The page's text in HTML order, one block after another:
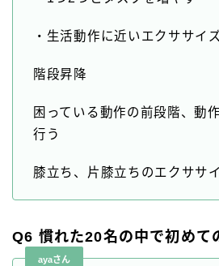
・生活動作に近いエクササイ
階段昇降
困っている動作の前段階、動
行う
膝立ち、片膝立ちのエクササ
Q6 慣れた20名の中で初めて
ayaさん